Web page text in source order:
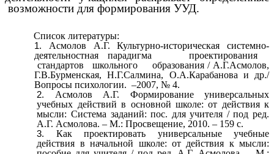
возможности для формирования УУД.
Список литературы:
Асмолов А.Г. Культурно-историческая системно-
деятельностная парадигма проектирования
стандартов школьного образования / А.Г.Асмолов,
Г.В.Бурменская, Н.Г.Салмина, О.А.Карабанова и др./
Вопросы психологии. –2007, № 4.
Асмолов А.Г. Формирование универсальных
учебных действий в основной школе: от действия к
мысли: Система заданий: пос. для учителя / под ред.
А.Г. Асмолова. – М.: Просвещение, 2010. – 159 с.
Как проектировать универсальные учебные
действия в начальной школе: от действия к мысли: